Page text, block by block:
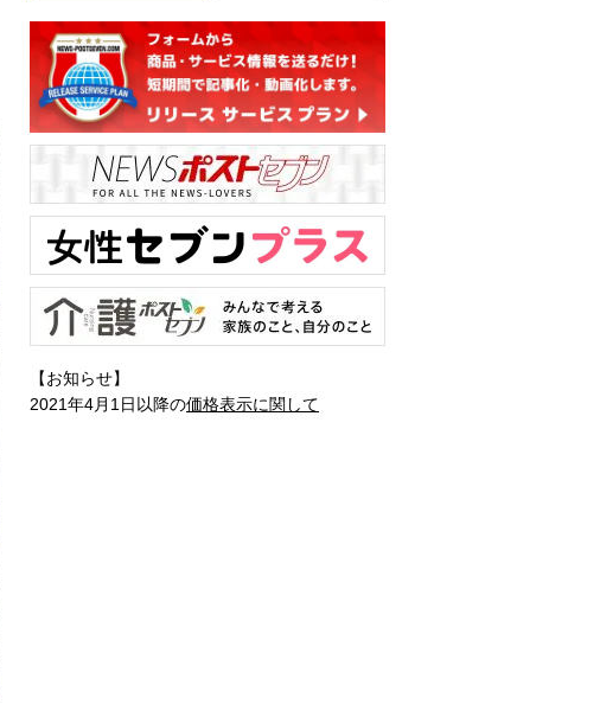
【お知らせ】
2021年4月1日以降の価格表示に関して